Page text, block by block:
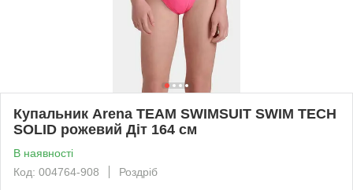
Купальник Arena TEAM SWIMSUIT SWIM TECH
SOLID рожевий Діт 164 см
В наявності
Код: 004764-908
Роздріб